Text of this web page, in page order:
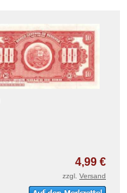
4,99 €
zzgl. Versand